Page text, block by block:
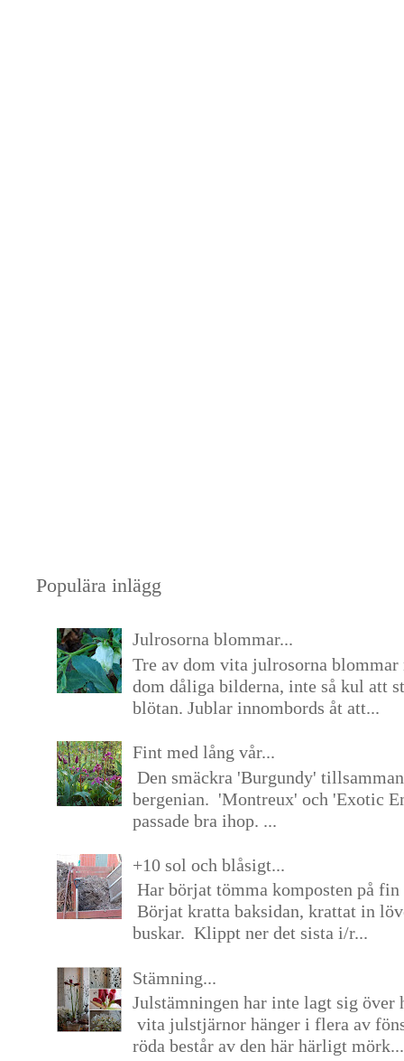
Populära inlägg
Julrosorna blommar...
Tre av dom vita julrosorna blommar
dom dåliga bilderna, inte så kul att
blötan. Jublar innombords åt att...
Fint med lång vår...
Den smäckra 'Burgundy'
bergenian. 'Montreux' och 'Exotic
passade bra ihop. ...
+10 sol och blåsigt...
Har börjat tömma komposten på
Börjat kratta baksidan, krattat in
buskar. Klippt ner det sista i/r...
Stämning...
Julstämningen har inte lagt sig över
vita julstjärnor hänger i flera av
röda består av den här härligt mörk...